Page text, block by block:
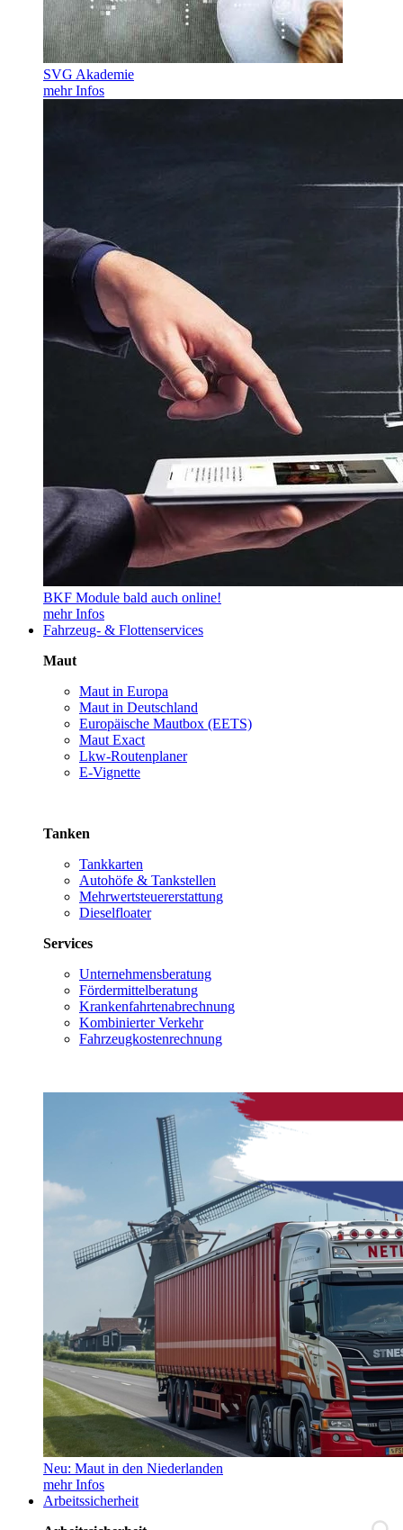
SVG Akademie
mehr Infos
BKF Module bald auch online!
mehr Infos
Fahrzeug- & Flottenservices
Maut
Maut in Europa
Maut in Deutschland
Europäische Mautbox (EETS)
Maut Exact
Lkw-Routenplaner
E-Vignette
Tanken
Tankkarten
Autohöfe & Tankstellen
Mehrwertsteuererstattung
Dieselfloater
Services
Unternehmensberatung
Fördermittelberatung
Krankenfahrtenabrechnung
Kombinierter Verkehr
Fahrzeugkostenrechnung
Neu: Maut in den Niederlanden
mehr Infos
Arbeitssicherheit